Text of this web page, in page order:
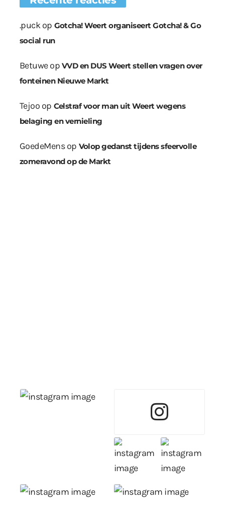
.puckop Gotcha! Weert organiseert Gotcha! & Go
social run
Betuweop VVD en DUS Weert stellen vragen over
fonteinen Nieuwe Markt
Tejoo op Celstraf voor man uit Weert wegens
belaging en vernieling
GoedeMensop Volop gedanst tijdens sfeervolle
zomeravond op de Markt